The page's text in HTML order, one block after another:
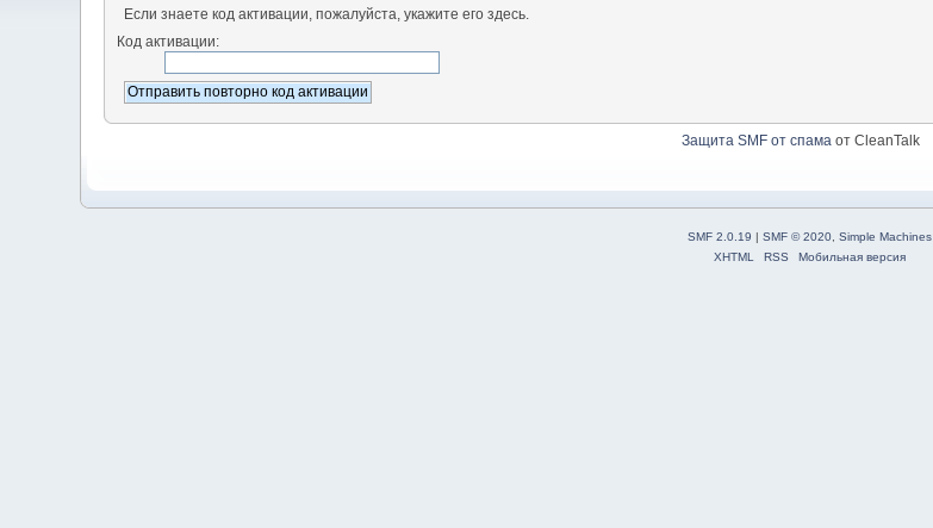
Если знаете код активации, пожалуйста, укажите его здесь.
Код активации:
Защита SMF от спама от CleanTalk
SMF 2.0.19 | SMF © 2020 Simple Machines
XHTML
RSS Мобильная версия